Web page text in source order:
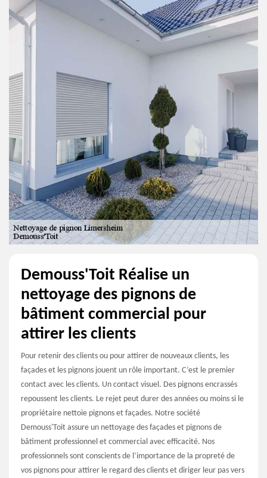
Demouss'Toit Réalise un
nettoyage des pignons de
bâtiment commercial pour
attirer les clients
Pour retenir des clients ou pour attirer de nouveaux clients, les
façades et les pignons jouent un rôle important. C’est le premier
contact avec les clients. Un contact visuel. Des pignons encrassés
repoussent les clients. Le rejet peut durer des années ou moins si le
propriétaire nettoie pignons et façades. Notre société
Demouss'Toit assure un nettoyage des façades et pignons de
bâtiment professionnel et commercial avec efficacité. Nos
professionnels sont conscients de l’importance de la propreté de
vos pignons pour attirer le regard des clients et diriger leur pas vers